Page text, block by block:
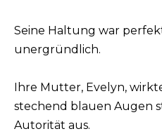
Seine Haltung war
unergründlich.
Ihre Mutter, Evelyn,
stechend blauen Augen
Autorität aus.